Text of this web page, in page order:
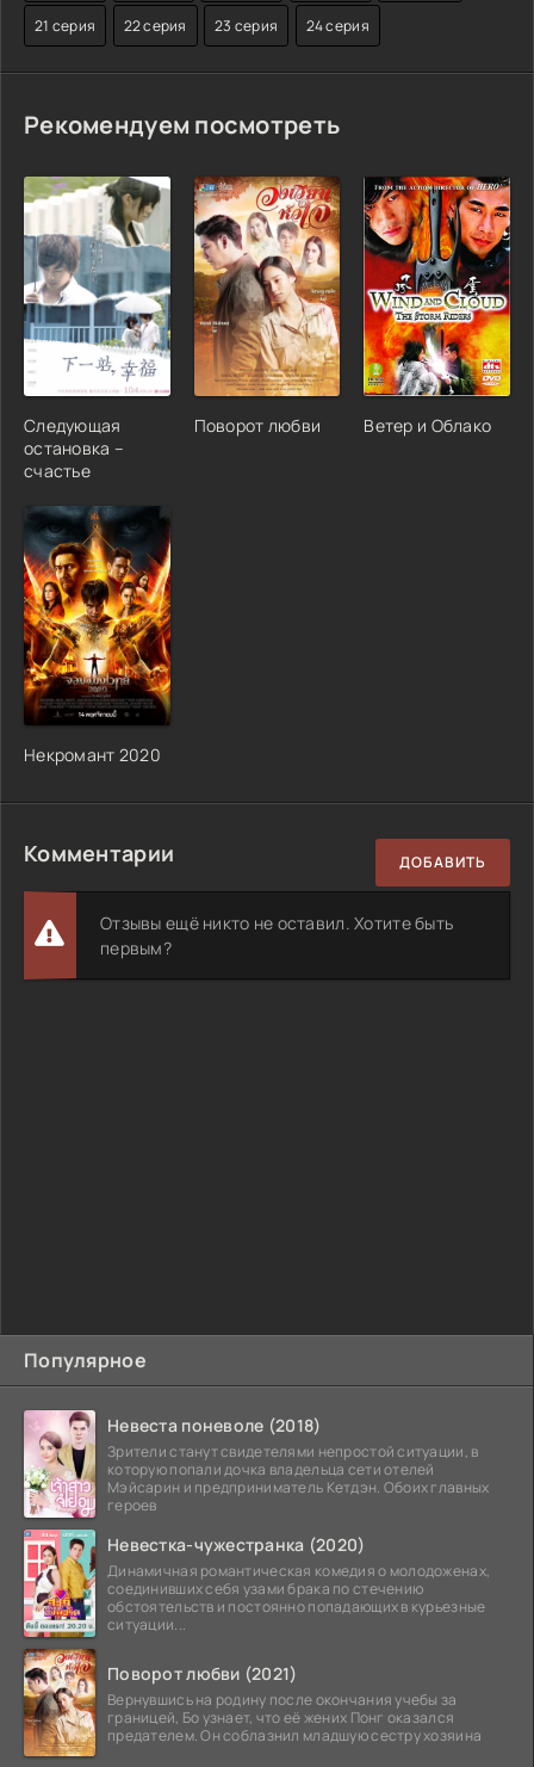
Популярное
Невеста поневоле (2018)
Зрители станут свидетелями непростой ситуации, в
которую попали дочка владельца сети отелей
Мэйсарин и предприниматель Кетдэн. Обоих главных
героев
Невестка-чужестранка (2020)
Динамичная романтическая комедия о молодоженах,
соединивших себя узами брака по стечению
обстоятельств и постоянно попадающих в курьезные
ситуации...
Поворот любви (2021)
Вернувшись на родину после окончания учебы за
границей, Бо узнает, что её жених Понг оказался
предателем. Он соблазнил младшую сестру хозяина
21 серия 22 серия 23 серия 24 серия
Рекомендуем посмотреть
Следующая
остановка –
счастье
Поворот любви Ветер и Облако
Некромант 2020
Комментарии ДОБАВИТЬ
Отзывы ещё никто не оставил. Хотите быть
первым?